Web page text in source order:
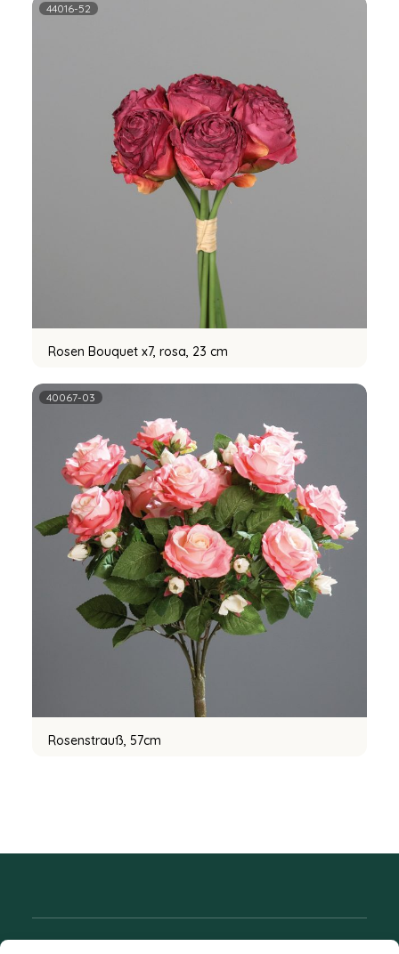
44016-52
Rosen Bouquet x7, rosa, 23 cm
40067-03
Rosenstrauß, 57cm